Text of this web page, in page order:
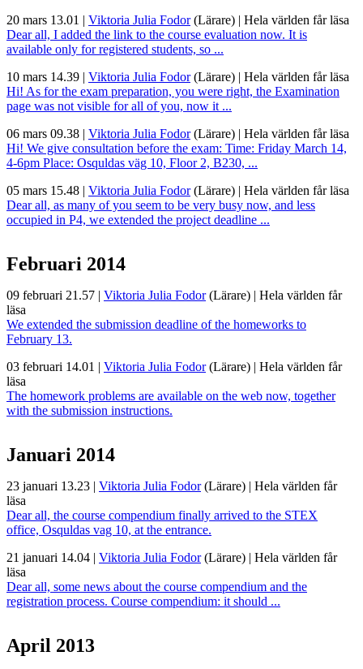
20 mars 13.01 | Viktoria Julia Fodor(Lärare) | Hela världen får läsa
Dear all, I added the link to the course evaluation now. It is
available only for registered students, so ...
10 mars 14.39 | Viktoria Julia Fodor(Lärare) | Hela världen får läsa
Hi! As for the exam preparation, you were right, the Examination
page was not visible for all of you, now it ...
06 mars 09.38 | Viktoria Julia Fodor(Lärare) | Hela världen får läsa
Hi! We give consultation before the exam: Time: Friday March 14,
4-6pm Place: Osquldas väg 10, Floor 2, B230, ...
05 mars 15.48 | Viktoria Julia Fodor(Lärare) | Hela världen får läsa
Dear all, as many of you seem to be very busy now, and less
occupied in P4, we extended the project deadline ...
Februari 2014
09 februari 21.57 | Viktoria Julia Fodor(Lärare) | Hela världen får
läsa
We extended the submission deadline of the homeworks to
February 13.
03 februari 14.01 | Viktoria Julia Fodor(Lärare) | Hela världen får
läsa
The homework problems are available on the web now, together
with the submission instructions.
Januari 2014
23 januari 13.23 | Viktoria Julia Fodor(Lärare) | Hela världen får
läsa
Dear all, the course compendium finally arrived to the STEX
office, Osquldas vag 10, at the entrance.
21 januari 14.04 | Viktoria Julia Fodor(Lärare) | Hela världen får
läsa
Dear all, some news about the course compendium and the
registration process. Course compendium: it should ...
April 2013